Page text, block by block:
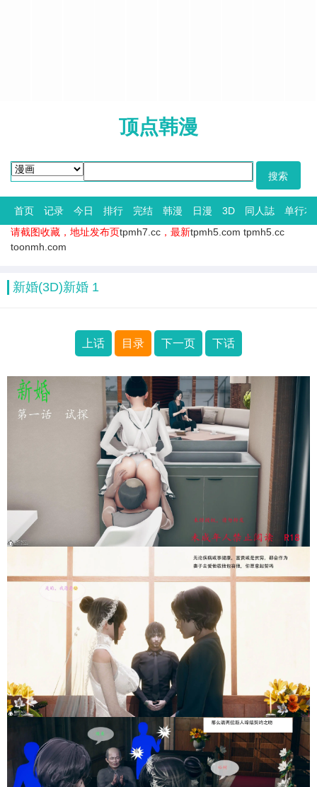
顶点韩漫
首页 记录 今日 排行 完结 韩漫 日漫 3D 同人誌
单行本
请截图收藏，地址发布页tpmh7.cc ，最新tpmh5.com tpmh5.cc
toonmh.com
新婚(3D)新婚 1
上话 目录 下一页 下话